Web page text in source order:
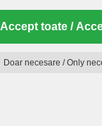
Accept toate /
Doar necesare / Only